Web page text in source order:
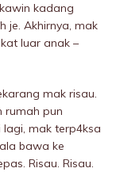
kadang
je. Akhirnya, mak
luar anak –
mak risau.
rumah pun
mak terp4ksa
bawa ke
Risau. Risau.